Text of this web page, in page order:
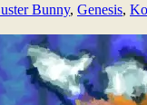
Bunny, Genesis,